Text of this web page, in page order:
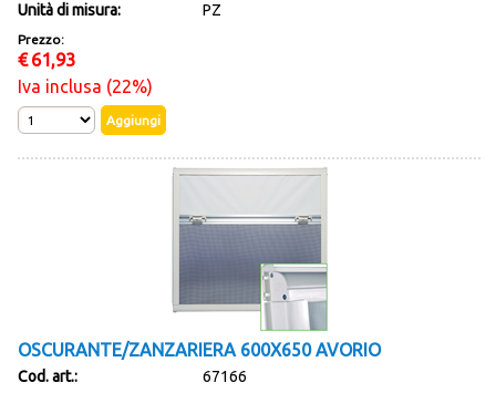
Unità di misura:
PZ
Prezzo:
€ 61,93
Iva inclusa (22%)
OSCURANTE/ZANZARIERA 600X650 AVORIO
Cod. art.:
67166